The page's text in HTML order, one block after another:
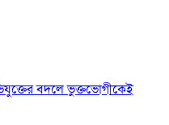
বদলে ভুক্তভোগীকেই